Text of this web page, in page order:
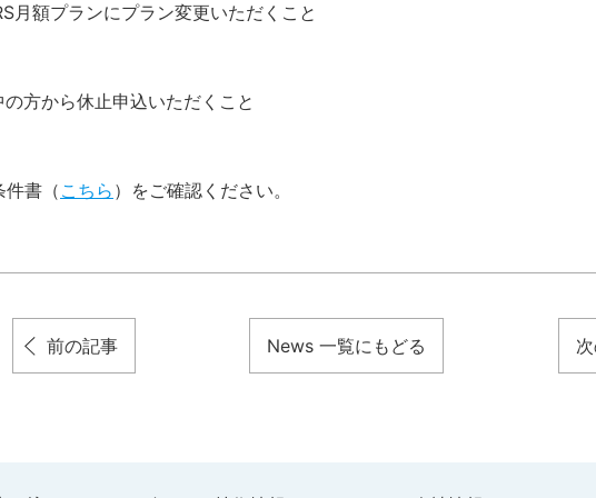
月額プランにプラン変更いただくこと
の方から休止申込いただくこと
件書（ こちら ）をご確認ください。
前の記事 News 一覧にもどる